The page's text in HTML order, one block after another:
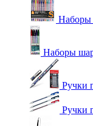
Наборы
Наборы
Ручки
Ручки